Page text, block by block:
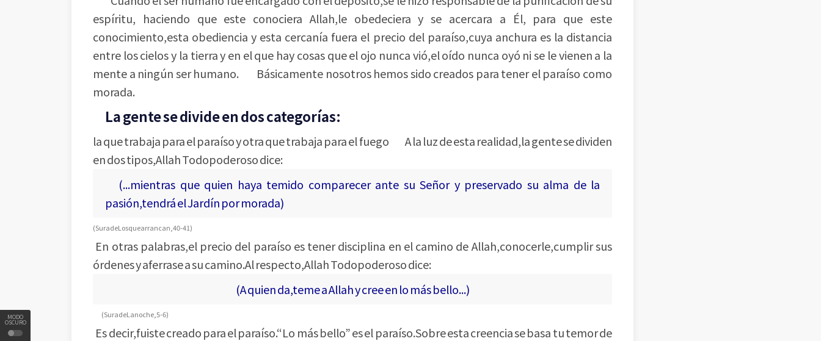
MODO
OSCURO
espíritu, haciendo que este conociera Allah,le obedeciera y se acercara a Él, para que este
conocimiento,esta obediencia y esta cercanía fuera el precio del paraíso,cuya anchura es la distancia
entre los cielos y la tierra y en el que hay cosas que el ojo nunca vió,el oído nunca oyó ni se le vienen a la
mente a ningún ser humano. Básicamente nosotros hemos sido creados para tener el paraíso como
morada.
La gente se divide en dos categorías:
la que trabaja para el paraíso y otra que trabaja para el fuego A la luz de esta realidad,la gente se dividen
en dos tipos,Allah Todopoderoso dice:
(...mientras que quien haya temido comparecer ante su Señor y preservado su alma de la
pasión,tendrá el Jardín por morada)
(Sura de Los que arrancan,40-41)
En otras palabras,el precio del paraíso es tener disciplina en el camino de Allah,conocerle,cumplir sus
órdenes y aferrase a su camino.Al respecto,Allah Todopoderoso dice:
(A quien da,teme a Allah y cree en lo más bello...)
(Sura de La noche,5-6)
Es decir,fuiste creado para el paraíso.“Lo más bello” es el paraíso.Sobre esta creencia se basa tu temor de